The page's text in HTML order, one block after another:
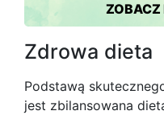
ZOBACZ
Zdrowa dieta
Podstawą
jest zbilansowana